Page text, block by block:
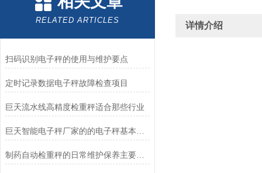
RELATED ARTICLES
扫码识别电子秤的使用与维护要点
定时记录数据电子秤故障检查项目
巨天流水线高精度检重秤适合那些行业
制药自动检重秤的日常维护保养主要有哪些方面呢？
详情介绍